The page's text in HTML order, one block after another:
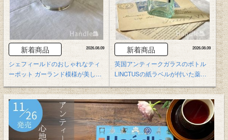
新着商品 2026.08.09
シェフィールドのおしゃれなティ
ーポット ガーランド模様が美しい
英国アンティークの器
新着商品 2026.08.09
英国アンティークガラスのボトル
LINCTUSの紙ラベルが付いた薬ビ
ン